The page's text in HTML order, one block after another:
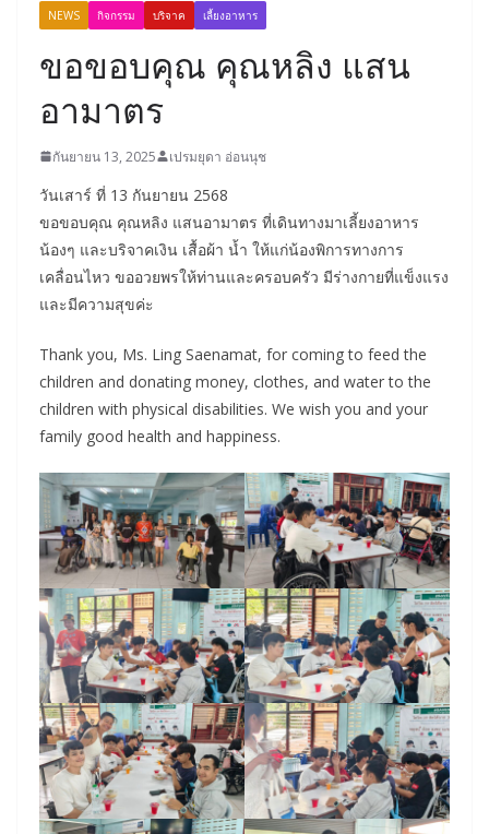
NEWS กิจกรรม บริจาค เลี้ยงอาหาร
ขอขอบคุณ คุณหลิง แสน
อามาตร
กันยายน 13, 2025 เปรมยุดา อ่อนนุช
วันเสาร์ ที่ 13 กันยายน 2568
ขอขอบคุณ คุณหลิง แสนอามาตร ที่เดินทางมาเลี้ยงอาหาร
น้องๆ และบริจาคเงิน เสื้อผ้า น้ำ ให้แก่น้องพิการทางการ
เคลื่อนไหว ขออวยพรให้ท่านและครอบครัว มีร่างกายที่แข็งแรง
และมีความสุขค่ะ
Thank you, Ms. Ling Saenamat, for coming to feed the
children and donating money, clothes, and water to the
children with physical disabilities. We wish you and your
family good health and happiness.